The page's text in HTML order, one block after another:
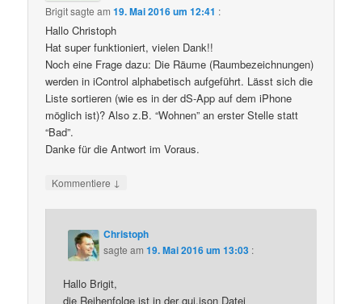
Brigitsagte am19. Mai 2016 um 12:41 :
Hallo Christoph
Hat super funktioniert, vielen Dank!!
Noch eine Frage dazu: Die Räume (Raumbezeichnungen)
werden in iControl alphabetisch aufgeführt. Lässt sich die
Liste sortieren (wie es in der dS-App auf dem iPhone
möglich ist)? Also z.B. “Wohnen” an erster Stelle statt
“Bad”.
Danke für die Antwort im Voraus.
Kommentiere ↓
Christoph
sagte am19. Mai 2016 um 13:03 :
Hallo Brigit,
die Reihenfolge ist in der gui.json Datei